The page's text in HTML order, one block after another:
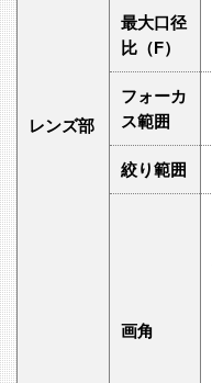
レンズ部
最大口径
比（F）
フォーカ
ス範囲
絞り範囲
画角